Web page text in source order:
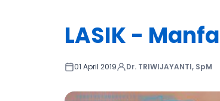
LASIK -
01 April 2019 Dr. TRIWIJAYANTI, SpM